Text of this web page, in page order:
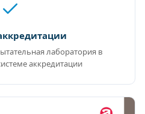
лаборатория в
аккредитации